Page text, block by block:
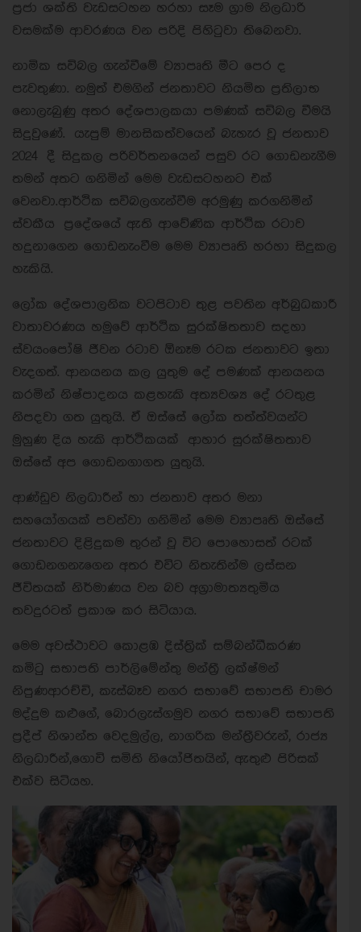
ප්‍රජා ශක්ති වැඩසටහන හරහා සෑම ග්‍රාම නිලධාරි
වසමක්ම ආවරණය වන පරිදි පිහිටුවා තිබෙනවා.
නාමික සවිබල ගැන්වීමේ ව්‍යාපෘති මීට පෙර ද
පැවතුණා. නමුත් එමගින් ජනතාවට නියමිත ප්‍රතිලාභ
නොලැබුණු අතර දේශපාලකයා පමණක් සවිබල වීමයි
සිදුවුණේ. යැපුම් මානසිකත්වයෙන් බැහැර වූ ජනතාව
2024 දී සිදුකල පරිවර්තනයෙන් පසුව රට ගොඩනැගීම
තමන් අතට ගනිමින් මෙම වැඩසටහනට එක්
වෙනවා.ආර්ථික සවිබලගැන්වීම අරමුණු කරගනිමින්
ස්වකීය ප්‍රදේශයේ ඇති ආවේණික ආර්ථික රටාව
හදුනාගෙන ගොඩනැංවීම මෙම ව්‍යාපෘති හරහා සිදුකල
හැකියි.
ලෝක දේශපාලනික වටපිටාව තුළ පවතින අර්බුධකාරී
වාතාවරණය හමුවේ ආර්ථික සුරක්ෂිතතාව සදහා
ස්වයංපෝෂි ජීවන රටාව ඕනෑම රටක ජනතාවට ඉතා
වැදගත්. ආනයනය කල යුතුම දේ පමණක් ආනයනය
කරමින් නිෂ්පාදනය කළහැකි අත්‍යවශ්‍ය දේ රටතුළ
නිපදවා ගත යුතුයි. ඒ ඔස්සේ ලෝක තත්ත්වයන්ට
මුහුණ දිය හැකි ආර්ථිකයක් ආහාර සුරක්ෂිතතාව
ඔස්සේ අප ගොඩනගාගත යුතුයි.
ආණ්ඩුව නිලධාරීන් හා ජනතාව අතර මනා
සහයෝගයක් පවත්වා ගනිමින් මෙම ව්‍යාපෘති ඔස්සේ
ජනතාවට දිළිදුකම තුරන් වූ විට පොහොසත් රටක්
ගොඩනගනැගෙන අතර එවිට නිතැතින්ම ලස්සන
ජීවිතයක් නිර්මාණය වන බව අග්‍රාමාත්‍යතුමිය
තවදුරටත් ප්‍රකාශ කර සිටියාය.
මෙම අවස්ථාවට කොළඹ දිස්ත්‍රික් සම්බන්ධීකරණ
කමිටු සභාපති පාර්ලිමේන්තු මන්ත්‍රී ලක්ෂ්මන්
නිපුණආරච්චි, කැස්බෑව නගර සභාවේ සභාපති චාමර
මද්දුම කළුගේ, බොරලැස්ගමුව නගර සභාවේ සභාපති
ප්‍රදීප් නිශාන්ත වෙදමුල්ල, නාගරික මන්ත්‍රීවරුන්, රාජ්‍ය
නිලධාරීන්,ගොවි සමිති නියෝජිතයින්, ඇතුළු පිරිසක්
එක්ව සිටියහ.